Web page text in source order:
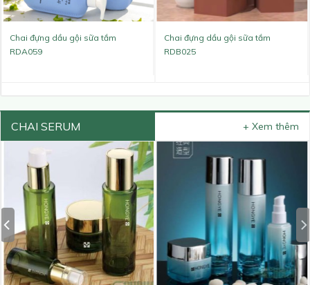
Chai đựng dầu gội sữa tắm
RDA059
Chai đựng dầu gội sữa tắm
RDB025
CHAI SERUM + Xem thêm